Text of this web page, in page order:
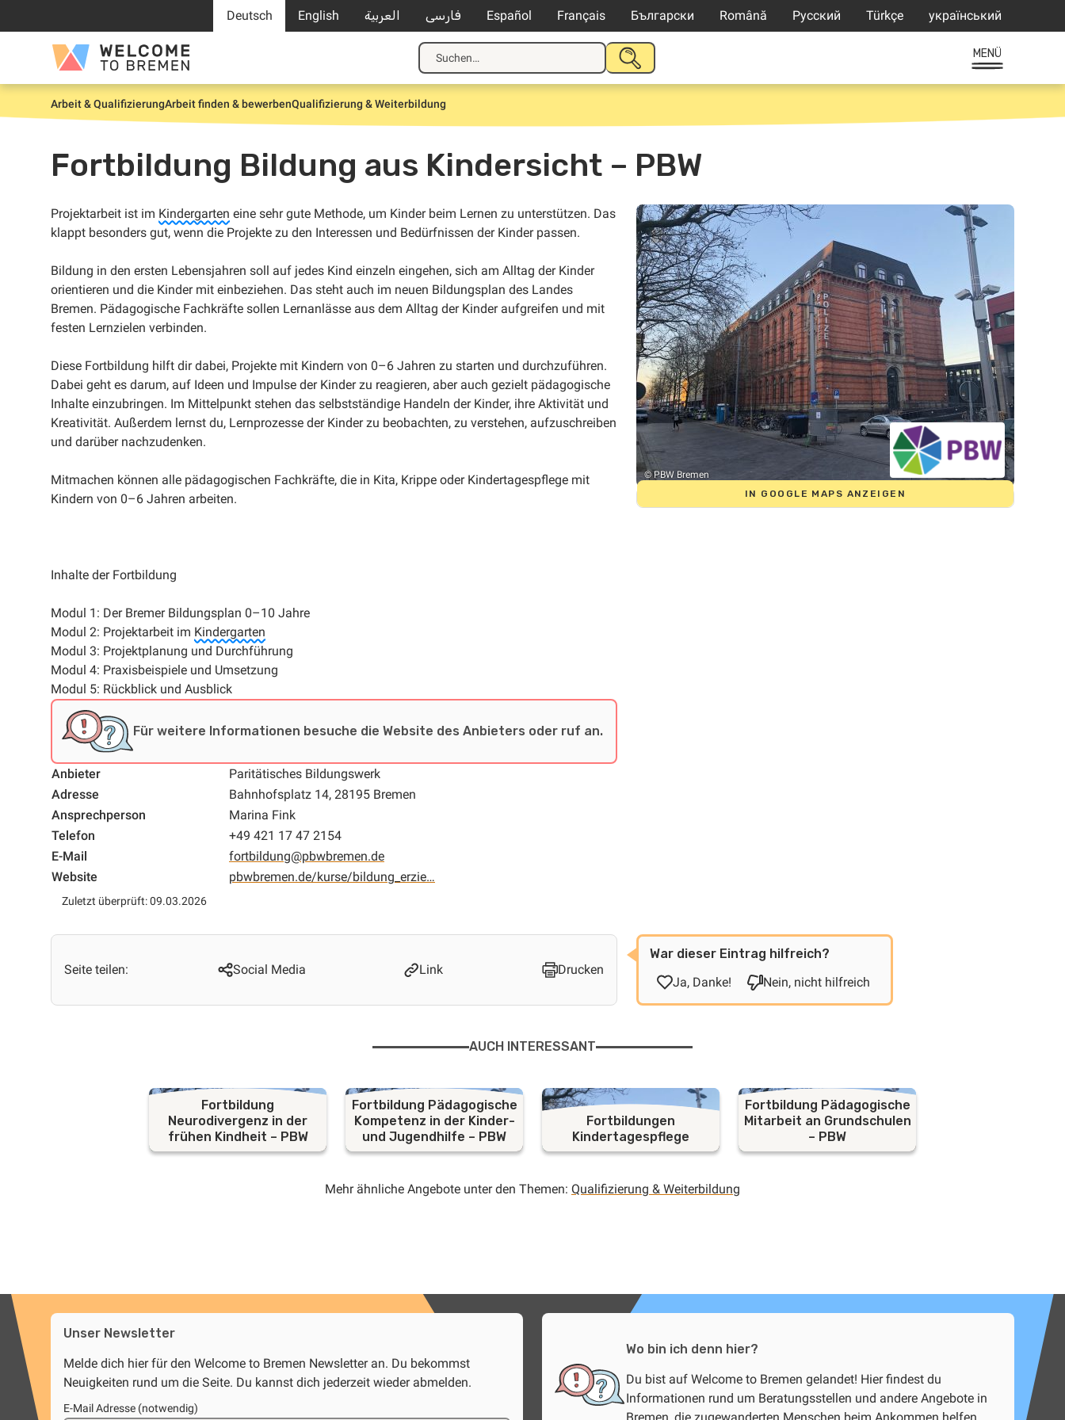
Deutsch English العربية فارسی Español Français Български Română Русский Türkçe український
Welcome
to
Bremen
Suche
nach:
SUCHE
MENÜ
Start
Arbeit & QualifizierungArbeit finden & bewerbenQualifizierung & Weiterbildung
Fortbildung Bildung aus Kindersicht – PBW
Projektarbeit ist im Kindergarten eine sehr gute Methode, um Kinder beim Lernen zu unterstützen. Das
klappt besonders gut, wenn die Projekte zu den Interessen und Bedürfnissen der Kinder passen.
Bildung in den ersten Lebensjahren soll auf jedes Kind einzeln eingehen, sich am Alltag der Kinder
orientieren und die Kinder mit einbeziehen. Das steht auch im neuen Bildungsplan des Landes
Bremen. Pädagogische Fachkräfte sollen Lernanlässe aus dem Alltag der Kinder aufgreifen und mit
festen Lernzielen verbinden.
Diese Fortbildung hilft dir dabei, Projekte mit Kindern von 0–6 Jahren zu starten und durchzuführen.
Dabei geht es darum, auf Ideen und Impulse der Kinder zu reagieren, aber auch gezielt pädagogische
Inhalte einzubringen. Im Mittelpunkt stehen das selbstständige Handeln der Kinder, ihre Aktivität und
Kreativität. Außerdem lernst du, Lernprozesse der Kinder zu beobachten, zu verstehen, aufzuschreiben
und darüber nachzudenken.
Mitmachen können alle pädagogischen Fachkräfte, die in Kita, Krippe oder Kindertagespflege mit
Kindern von 0–6 Jahren arbeiten.
Inhalte der Fortbildung
Modul 1: Der Bremer Bildungsplan 0–10 Jahre
Modul 2: Projektarbeit im Kindergarten
Modul 3: Projektplanung und Durchführung
Modul 4: Praxisbeispiele und Umsetzung
Modul 5: Rückblick und Ausblick
Für weitere Informationen besuche die Website des Anbieters oder ruf an.
Anbieter
Paritätisches Bildungswerk
Adresse
Bahnhofsplatz 14, 28195 Bremen
Ansprechperson
Marina Fink
Telefon
+49 421 17 47 2154
E-Mail
fortbildung@pbwbremen.de
Website
pbwbremen.de/kurse/bildung_erzie…
Zuletzt überprüft: 09.03.2026
© PBW Bremen
IN GOOGLE MAPS ANZEIGEN
Seite teilen: Social Media Link Drucken
War dieser Eintrag hilfreich?
Ja, Danke!
Nein, nicht hilfreich
AUCH INTERESSANT
Fortbildung
Neurodivergenz in der
frühen Kindheit – PBW
Fortbildung Pädagogische
Kompetenz in der Kinder-
und Jugendhilfe – PBW
Fortbildungen
Kindertagespflege
Fortbildung Pädagogische
Mitarbeit an Grundschulen
– PBW
Mehr ähnliche Angebote unter den Themen: Qualifizierung & Weiterbildung
Unser Newsletter
Melde dich hier für den Welcome to Bremen Newsletter an. Du bekommst
Neuigkeiten rund um die Seite. Du kannst dich jederzeit wieder abmelden.
E-Mail Adresse (notwendig)
Wo bin ich denn hier?
Du bist auf Welcome to Bremen gelandet! Hier findest du
Informationen rund um Beratungsstellen und andere Angebote in